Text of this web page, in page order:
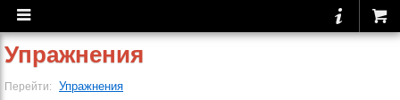
Упражнения
Перейти: Упражнения